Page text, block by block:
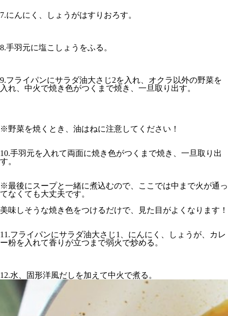
7.にんにく、しょうがはすりおろす。
8.手羽元に塩こしょうをふる。
9.フライパンにサラダ油大さじ2を入れ、オクラ以外の野菜を
入れ、中火で焼き色がつくまで焼き、一旦取り出す。
※野菜を焼くとき、油はねに注意してください！
10.手羽元を入れて両面に焼き色がつくまで焼き、一旦取り出
す。
※最後にスープと一緒に煮込むので、ここでは中まで火が通っ
てなくても大丈夫です。
美味しそうな焼き色をつけるだけで、見た目がよくなります！
11.フライパンにサラダ油大さじ1、にんにく、しょうが、カレ
ー粉を入れて香りが立つまで弱火で炒める。
12.水、固形洋風だしを加えて中火で煮る。